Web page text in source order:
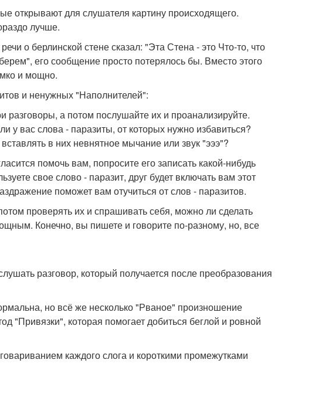
открывают для слушателя картину происходящего.
лучше.
о берлинской стене сказал: "Эта Стена - это Что-то, что
его сообщение просто потерялось бы. Вместо этого
и мощно.
и ненужных "Наполнителей":
а потом послушайте их и проанализируйте.
у вас слова - паразиты, от которых нужно избавиться?
в них невнятное мычание или звук "эээ"?
помочь вам, попросите его записать какой-нибудь
свое слово - паразит, друг будет включать вам этот
поможет вам отучиться от слов - паразитов.
проверять их и спрашивать себя, можно ли сделать
Конечно, вы пишете и говорите по-разному, но, все
разговор, который получается после преобразования
но всё же несколько "Рваное" произношение
"Привязки", которая помогает добиться беглой и ровной
каждого слога и короткими промежутками